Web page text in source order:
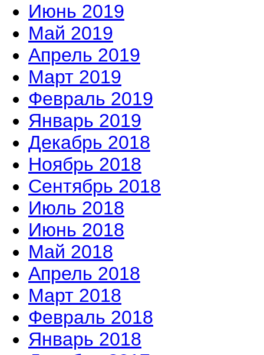
Июнь 2019
Май 2019
Апрель 2019
Март 2019
Февраль 2019
Январь 2019
Декабрь 2018
Ноябрь 2018
Сентябрь 2018
Июль 2018
Июнь 2018
Май 2018
Апрель 2018
Март 2018
Февраль 2018
Январь 2018